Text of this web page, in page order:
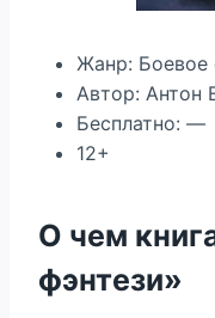
Жанр: Боевое
Автор: Антон
Бесплатно: —
12+
О чем
фэнтези»